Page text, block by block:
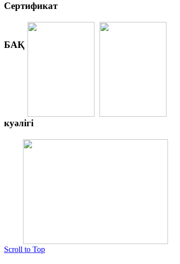
Сертификат
БАҚ
куәлігі
Scroll to Top